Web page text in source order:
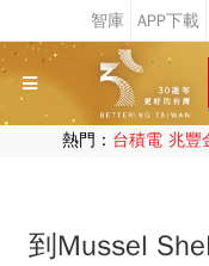
熱門： 台積電 兆豐
到Mussel